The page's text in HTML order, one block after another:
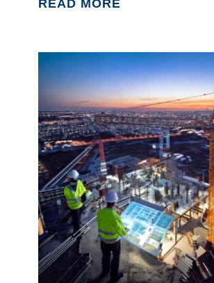
READ MORE